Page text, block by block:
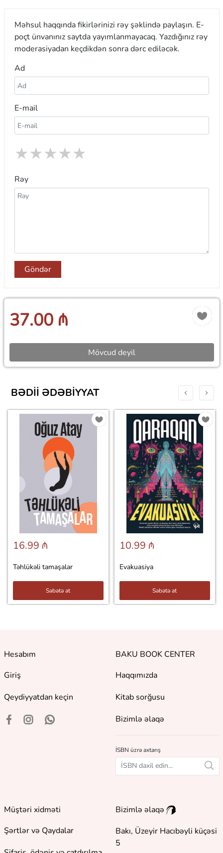
Məhsul haqqında fikirlərinizi rəy şəklində paylaşın. E-
poçt ünvanınız saytda yayımlanmayacaq. Yazdığınız rəy
moderasiyadan keçdikdən sonra dərc ediləcək.
Ad
E-mail
★
★
★
★
★
Rəy
Göndər
37.00 ₼
Mövcud deyil
BƏDII ƏDƏBIYYAT
16.99 ₼
Təhlükəli tamaşalar
Səbətə at
10.99 ₼
Evakuasiya
Səbətə at
Hesabım
Giriş
Qeydiyyatdan keçin
BAKU BOOK CENTER
Haqqımızda
Kitab sorğusu
Bizimlə əlaqə
İSBN üzrə axtarış
Müştəri xidməti
Şərtlər və Qaydalar
Bizimlə əlaqə
Bakı, Üzeyir Hacıbəyli küçəsi
5